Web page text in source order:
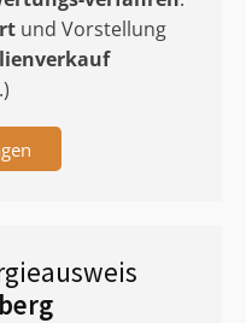
und Vorstellung